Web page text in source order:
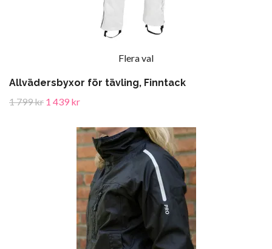
Flera val
Allvädersbyxor för tävling, Finntack
1 799 kr 1 439 kr